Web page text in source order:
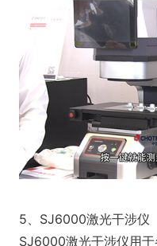
5、SJ6000激光干涉仪
SJ6000激光干涉仪用